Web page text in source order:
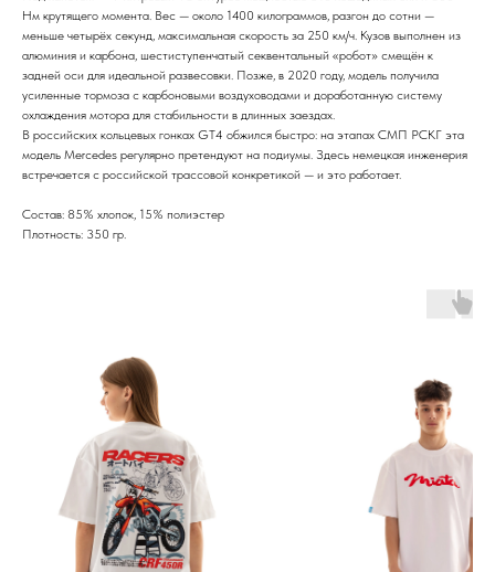
Нм крутящего момента. Вес — около 1400 килограммов, разгон до сотни —
меньше четырёх секунд, максимальная скорость за 250 км/ч. Кузов выполнен из
алюминия и карбона, шестиступенчатый секвентальный «робот» смещён к
задней оси для идеальной развесовки. Позже, в 2020 году, модель получила
усиленные тормоза с карбоновыми воздуховодами и доработанную систему
охлаждения мотора для стабильности в длинных заездах.
В российских кольцевых гонках GT4 обжился быстро: на этапах СМП РСКГ эта
модель Mercedes регулярно претендуют на подиумы. Здесь немецкая инженерия
встречается с российской трассовой конкретикой — и это работает.
Состав: 85% хлопок, 15% полиэстер
Плотность: 350 гр.